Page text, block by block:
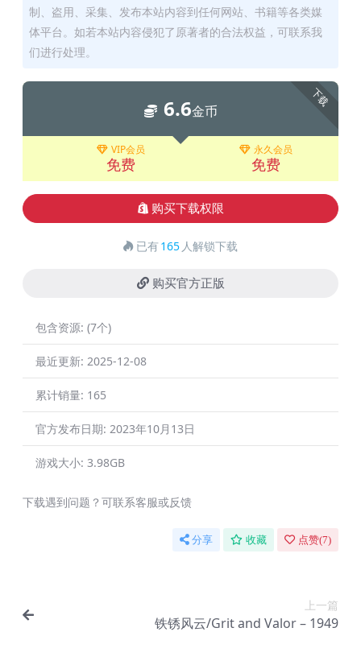
制、盗用、采集、发布本站内容到任何网站、书籍等各类媒
体平台。如若本站内容侵犯了原著者的合法权益，可联系我
们进行处理。
下载
6.6金币
VIP会员
免费
永久会员
免费
购买下载权限
已有165 人解锁下载
购买官方正版
包含资源: (7个)
最近更新: 2025-12-08
累计销量: 165
官方发布日期: 2023年10月13日
游戏大小: 3.98GB
下载遇到问题？可联系客服或反馈
分享 收藏 点赞(7)
上一篇
铁锈风云/Grit and Valor – 1949